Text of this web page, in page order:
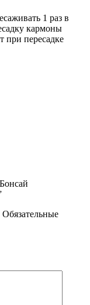
1 раз в
кармоны
при пересадке
Обязательные